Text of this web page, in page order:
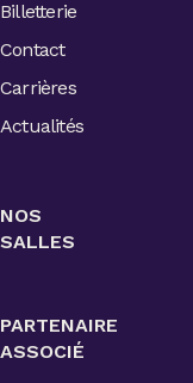
Billetterie
Contact
Carrières
Actualités
NOS
SALLES
PARTENAIRE
ASSOCIÉ